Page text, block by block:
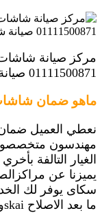
مركز صيانة
01111500871 صيانة شاشة sky
ماهو ضمان
نعطي العميل
مهندسون
يميزنا عن
سكاى يوفر لك
ما بعد الاصلاح skaiو الصيانة.